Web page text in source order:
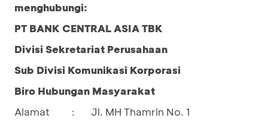
menghubungi:
PT BANK CENTRAL ASIA TBK
Divisi Sekretariat Perusahaan
Sub Divisi Komunikasi Korporasi
Biro Hubungan Masyarakat
Alamat
: Jl. MH Thamrin No. 1